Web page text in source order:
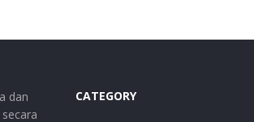
dan
CATEGORY